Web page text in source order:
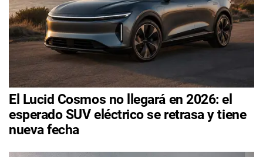
El Lucid Cosmos no llegará en 2026: el
esperado SUV eléctrico se retrasa y tiene
nueva fecha